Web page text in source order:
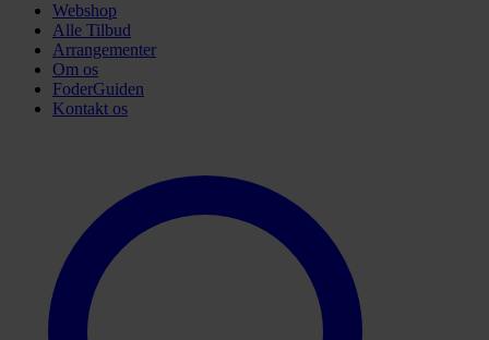
Webshop
Alle Tilbud
Arrangementer
Om os
FoderGuiden
Kontakt os